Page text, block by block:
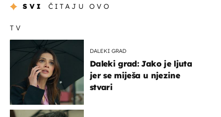
SVI ČITAJU OVO
TV
DALEKI GRAD
Daleki grad: Jako je ljuta
jer se miješa u njezine
stvari